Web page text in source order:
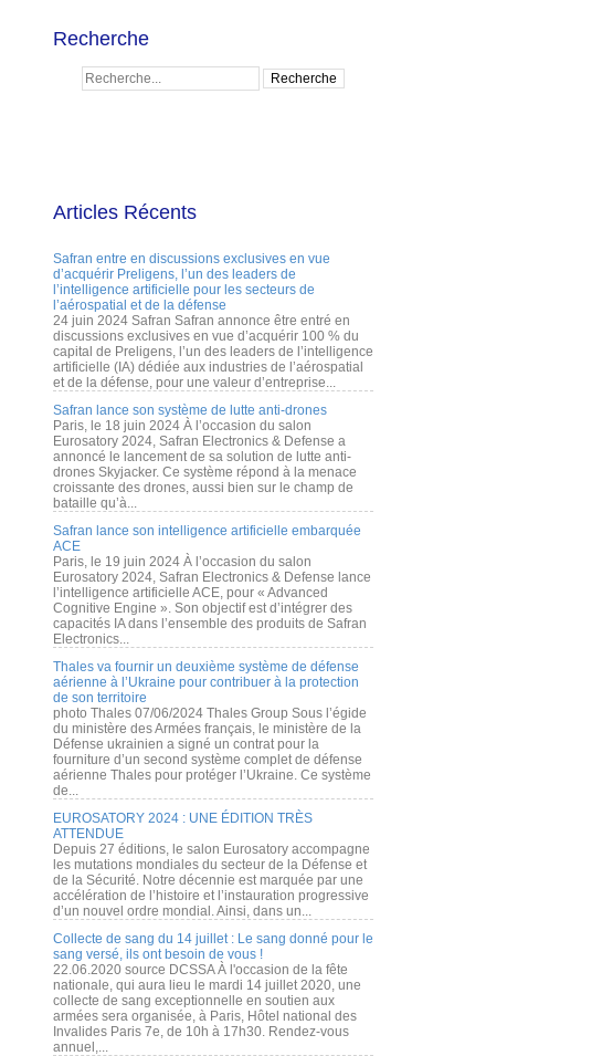
Recherche
Articles Récents
Safran entre en discussions exclusives en vue
d’acquérir Preligens, l’un des leaders de
l’intelligence artificielle pour les secteurs de
l’aérospatial et de la défense
24 juin 2024 Safran Safran annonce être entré en
discussions exclusives en vue d’acquérir 100 % du
capital de Preligens, l’un des leaders de l’intelligence
artificielle (IA) dédiée aux industries de l’aérospatial
et de la défense, pour une valeur d’entreprise...
Safran lance son système de lutte anti-drones
Paris, le 18 juin 2024 À l’occasion du salon
Eurosatory 2024, Safran Electronics & Defense a
annoncé le lancement de sa solution de lutte anti-
drones Skyjacker. Ce système répond à la menace
croissante des drones, aussi bien sur le champ de
bataille qu’à...
Safran lance son intelligence artificielle embarquée
ACE
Paris, le 19 juin 2024 À l’occasion du salon
Eurosatory 2024, Safran Electronics & Defense lance
l’intelligence artificielle ACE, pour « Advanced
Cognitive Engine ». Son objectif est d’intégrer des
capacités IA dans l’ensemble des produits de Safran
Electronics...
Thales va fournir un deuxième système de défense
aérienne à l’Ukraine pour contribuer à la protection
de son territoire
photo Thales 07/06/2024 Thales Group Sous l’égide
du ministère des Armées français, le ministère de la
Défense ukrainien a signé un contrat pour la
fourniture d’un second système complet de défense
aérienne Thales pour protéger l’Ukraine. Ce système
de...
EUROSATORY 2024 : UNE ÉDITION TRÈS
ATTENDUE
Depuis 27 éditions, le salon Eurosatory accompagne
les mutations mondiales du secteur de la Défense et
de la Sécurité. Notre décennie est marquée par une
accélération de l’histoire et l’instauration progressive
d’un nouvel ordre mondial. Ainsi, dans un...
Collecte de sang du 14 juillet : Le sang donné pour le
sang versé, ils ont besoin de vous !
22.06.2020 source DCSSA À l'occasion de la fête
nationale, qui aura lieu le mardi 14 juillet 2020, une
collecte de sang exceptionnelle en soutien aux
armées sera organisée, à Paris, Hôtel national des
Invalides Paris 7e, de 10h à 17h30. Rendez-vous
annuel,...